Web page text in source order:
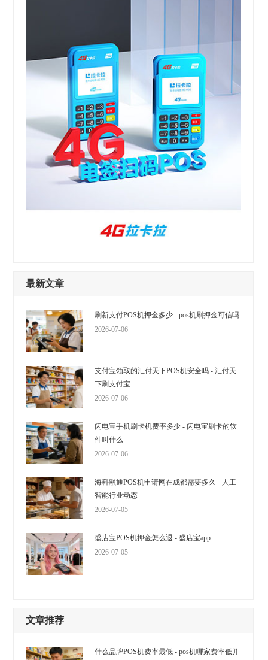
最新文章
刷新支付POS机押金多少 - pos机刷押金可信吗
2026-07-06
支付宝领取的汇付天下POS机安全吗 - 汇付天
下刷支付宝
2026-07-06
闪电宝手机刷卡机费率多少 - 闪电宝刷卡的软
件叫什么
2026-07-06
海科融通POS机申请网在成都需要多久 - 人工
智能行业动态
2026-07-05
盛店宝POS机押金怎么退 - 盛店宝app
2026-07-05
文章推荐
什么品牌POS机费率最低 - pos机哪家费率低并